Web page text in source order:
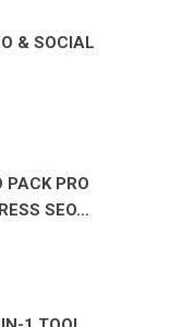
& SOCIAL
PACK PRO
SEO…